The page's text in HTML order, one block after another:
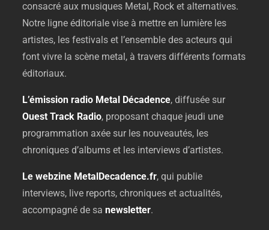
consacré aux musiques Metal, Rocket alternatives.
Notre ligneéditorialevise à mettreen lumière les
artistes, lesfestivalset l’ensembledes acteursqui
fontvivre la scène metal, àtraversdifférentsformats
éditoriaux.
L’émissionradio Metal Décadence,diffusée sur
OuestTrack Radio, proposantchaque jeudi une
programmation axée sur les nouveautés, les
chroniquesd’albumset les interviewsd’artistes.
Lewebzine MetalDecadence.fr,qui publie
interviews, live reports,chroniqueset actualités,
accompagnéde sanewsletter.